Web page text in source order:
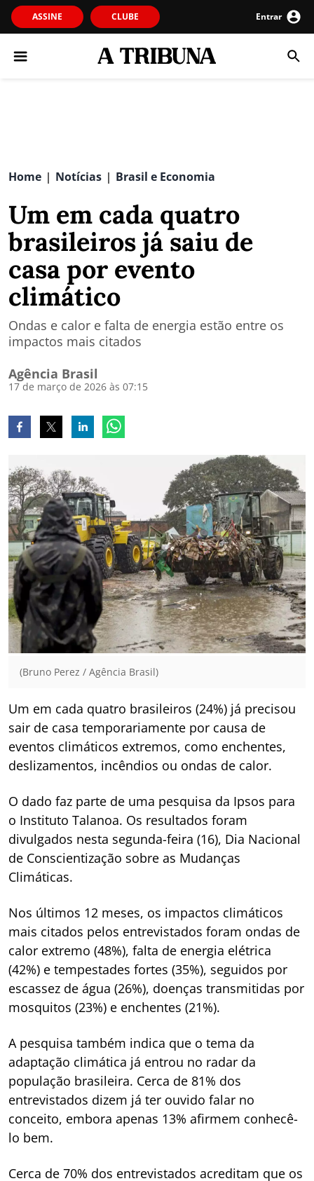
ASSINE CLUBE Entrar
Home | Notícias | Brasil e Economia
Um em cada quatro
brasileiros já saiu de
casa por evento
climático
Ondas e calor e falta de energia estão entre os
impactos mais citados
Agência Brasil
17 de março de 2026 às 07:15
(Bruno Perez / Agência Brasil)
Um em cada quatro brasileiros (24%) já precisou
sair de casa temporariamente por causa de
eventos climáticos extremos, como enchentes,
deslizamentos, incêndios ou ondas de calor.
O dado faz parte de uma pesquisa da Ipsos para
o Instituto Talanoa. Os resultados foram
divulgados nesta segunda-feira (16), Dia Nacional
de Conscientização sobre as Mudanças
Climáticas.
Nos últimos 12 meses, os impactos climáticos
mais citados pelos entrevistados foram ondas de
calor extremo (48%), falta de energia elétrica
(42%) e tempestades fortes (35%), seguidos por
escassez de água (26%), doenças transmitidas por
mosquitos (23%) e enchentes (21%).
A pesquisa também indica que o tema da
adaptação climática já entrou no radar da
população brasileira. Cerca de 81% dos
entrevistados dizem já ter ouvido falar no
conceito, embora apenas 13% afirmem conhecê-
lo bem.
Cerca de 70% dos entrevistados acreditam que os